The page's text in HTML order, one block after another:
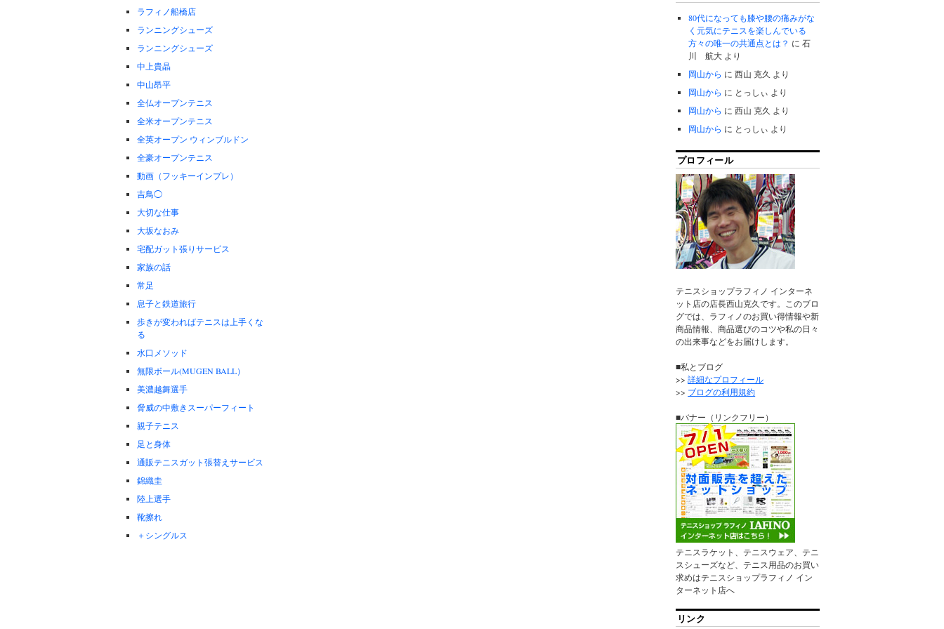
ラフィノ船橋店
ランニングシューズ
ランニングシューズ
中上貴晶
中山昂平
全仏オープンテニス
全米オープンテニス
全英オープン ウィンブルドン
全豪オープンテニス
動画（フッキーインプレ）
吉鳥◯
大切な仕事
大坂なおみ
宅配ガット張りサービス
家族の話
常足
息子と鉄道旅行
歩きが変わればテニスは上手くな
る
水口メソッド
無限ボール(MUGEN BALL）
美濃越舞選手
脅威の中敷きスーパーフィート
親子テニス
足と身体
通販テニスガット張替えサービス
錦織圭
陸上選手
靴擦れ
＋シングルス
80代になっても膝や腰の痛みがな
く元気にテニスを楽しんでいる
方々の唯一の共通点とは？ に石
川 航大 より
岡山から に西山 克久 より
岡山から に とっしぃ より
岡山から に西山 克久 より
岡山から に とっしぃ より
プロフィール
テニスショップラフィノ インターネ
ット店の店長西山克久です。このブロ
グでは、ラフィノのお買い得情報や新
商品情報、商品選びのコツや私の日々
の出来事などをお届けします。
■私とブログ
>>詳細なプロフィール
>> ブログの利用規約
■バナー（リンクフリー）
テニスラケット、テニスウェア、テニ
スシューズなど、テニス用品のお買い
求めはテニスショップラフィノ イン
ターネット店へ
リンク